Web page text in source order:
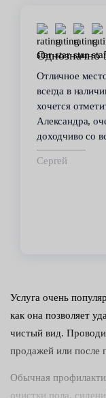
Однозначно
Отличное
всегда в
хочется
Александра,
доходчиво со
Сергей
Услуга очень
как она позволяет
чистый вид.
продажей или
Обычная
очистки пола,